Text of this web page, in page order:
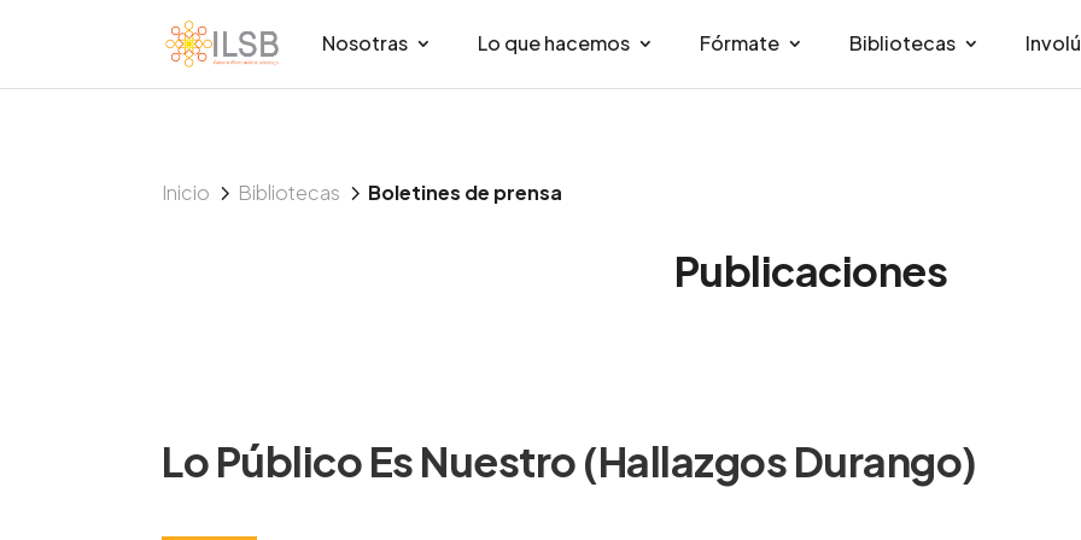
Nosotras Lo que hacemos Fórmate Bibliotecas
Inicio 5 Bibliotecas 5 Boletines de prensa
Publicaciones
Lo Público Es Nuestro (Hallazgos Durango)